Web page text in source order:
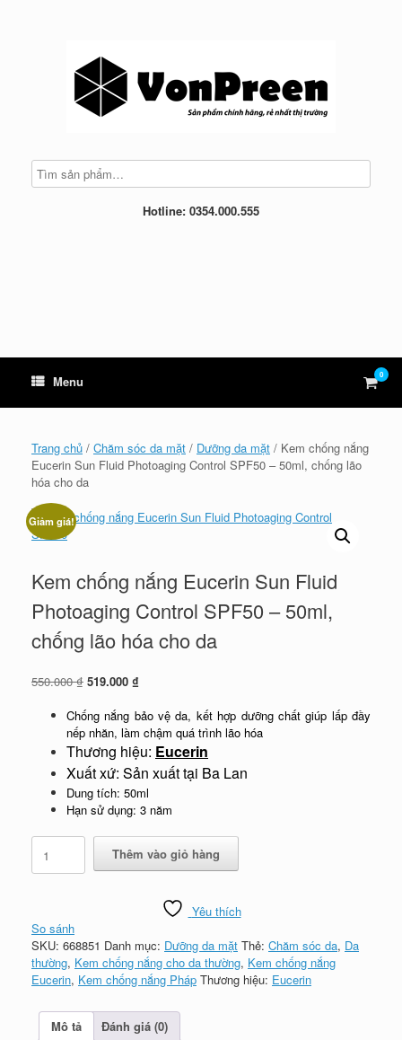
Hotline: 0354.000.555
Menu View
cart
0
Trang chủ / Chăm sóc da mặt / Dưỡng da mặt / Kem chống nắng
Eucerin Sun Fluid Photoaging Control SPF50 – 50ml, chống lão
hóa cho da
Giảm giá!
Kem chống nắng Eucerin Sun Fluid
Photoaging Control SPF50 – 50ml,
chống lão hóa cho da
550.000₫ Giá
là:
550.000 ₫.
519.000 ₫
tại
là:
519.000 ₫.
Chống nắng bảo vệ da, kết hợp dưỡng chất giúp lấp đầy
nếp nhăn, làm chậm quá trình lão hóa
Thương hiệu: Eucerin
Xuất xứ: Sản xuất tại Ba Lan
Dung tích: 50ml
Hạn sử dụng: 3 năm
Kem
chống
nắng
Fluid
Photoaging
Control
SPF50
50ml,
chống
Thêm vào giỏ hàng
Yêu thích
So sánh
SKU: 668851 Danh mục: Dưỡng da mặt Thẻ: Chăm sóc da, Da
thường, Kem chống nắng cho da thường, Kem chống nắng
Eucerin, Kem chống nắng Pháp Thương hiệu: Eucerin
Mô tả Đánh giá (0)